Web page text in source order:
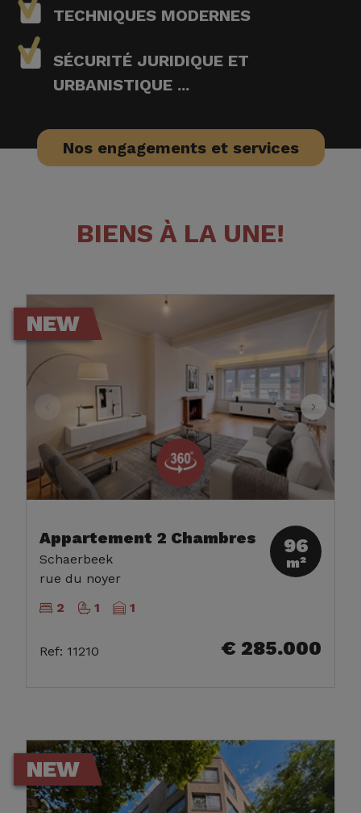
TECHNIQUES MODERNES
SÉCURITÉ JURIDIQUE ET
URBANISTIQUE ...
Nos engagements et services
BIENS À LA UNE!
NEW
Appartement 2 Chambres
Schaerbeek
rue du noyer
96
m²
2 1 1
Ref: 11210 € 285.000
NEW